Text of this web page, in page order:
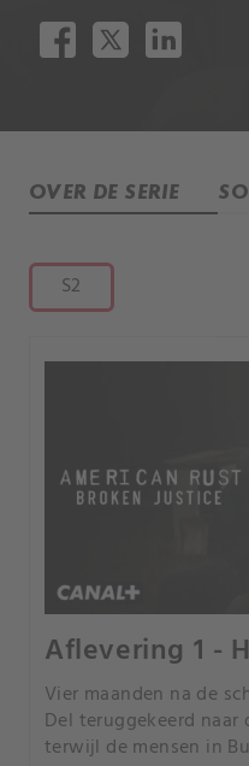
OVER DE SERIE
S2
Aflevering 1 -
Vier maanden na de
Del teruggekeerd
terwijl de mensen in